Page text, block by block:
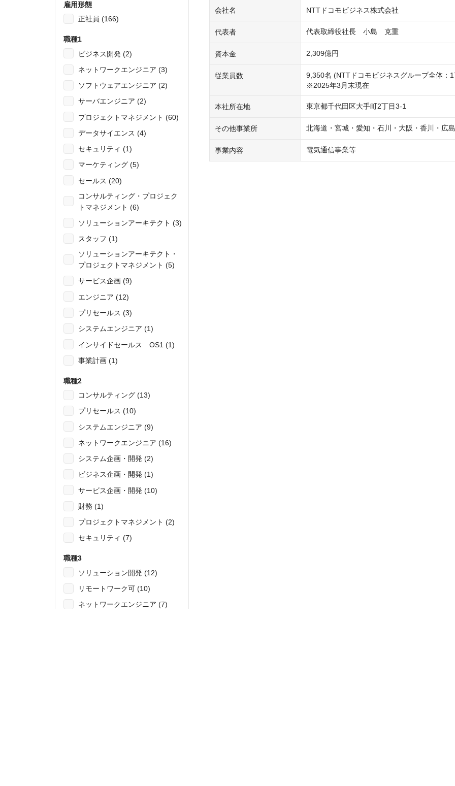
雇用形態
正社員 (166)
職種1
ビジネス開発 (2)
ネットワークエンジニア (3)
ソフトウェアエンジニア (2)
サーバエンジニア (2)
プロジェクトマネジメント (60)
データサイエンス (4)
セキュリティ (1)
マーケティング (5)
セールス (20)
コンサルティング・プロジェク
トマネジメント (6)
ソリューションアーキテクト (3)
スタッフ (1)
ソリューションアーキテクト・
プロジェクトマネジメント (5)
サービス企画 (9)
エンジニア (12)
プリセールス (3)
システムエンジニア (1)
インサイドセールス OS1 (1)
事業計画 (1)
職種2
コンサルティング (13)
プリセールス (10)
システムエンジニア (9)
ネットワークエンジニア (16)
システム企画・開発 (2)
ビジネス企画・開発 (1)
サービス企画・開発 (10)
財務 (1)
プロジェクトマネジメント (2)
セキュリティ (7)
職種3
ソリューション開発 (12)
リモートワーク可 (10)
ネットワークエンジニア (7)
会社名 NTTドコモビジネス株式会社
代表者 代表取締役社長　小島　克重
資本金 2,309億円
従業員数
9,350名 (NTTドコモビジネスグループ全体：
※2025年3月末現在
本社所在地 東京都千代田区大手町2丁目3-1
その他事業所 北海道・宮城・愛知・石川・大阪・香川・広
事業内容 電気通信事業等